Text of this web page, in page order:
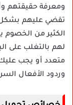
ومعرفة حقيقتهم
تقضي عليهم بشكل
الكثير من
لهم بالتغلب على
متعدد أو يجب عليك
وردود الأفعال